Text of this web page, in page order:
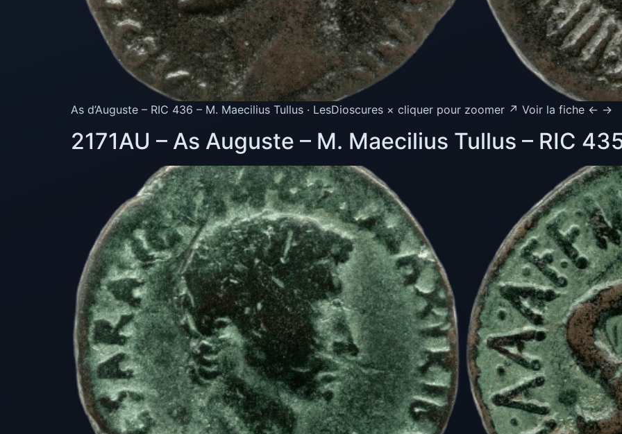
As d’Auguste – RIC 436 – M. Maecilius Tullus · LesDioscures × cliquer pour zoomer ↗ Voir la fiche ← →
2171AU – As Auguste – M. Maecilius Tullus – RIC